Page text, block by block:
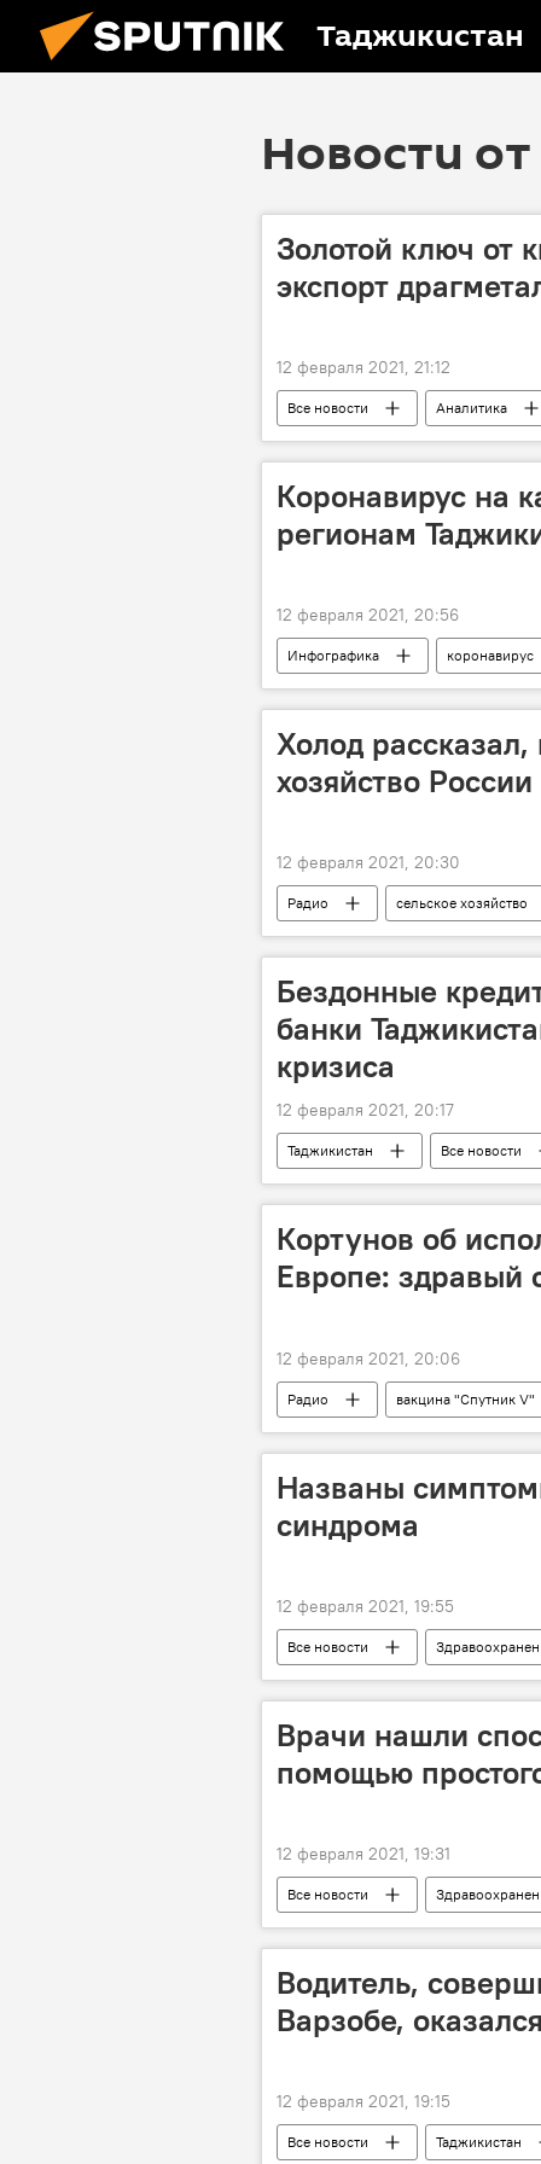
Таджикистан
Новости от
Золотой ключ от
экспорт
12 февраля 2021, 21:12
Все новости Аналитика
Таджикистан
торговля
Коронавирус на
регионам
12 февраля 2021, 20:56
Инфографика коронавирус
Таджикистан
Холод
хозяйство
12 февраля 2021, 20:30
Радио сельское хозяйство
Бездонные
банки
кризиса
12 февраля 2021, 20:17
Таджикистан Все новости
Кортунов об
Европе: здравый
12 февраля 2021, 20:06
Радио вакцина "Спутник V"
Коронавирус: опасное заболевание
Названы
синдрома
12 февраля 2021, 19:55
Все новости
Врачи нашли
помощью
12 февраля 2021, 19:31
Все новости
Водитель,
Варзобе,
12 февраля 2021, 19:15
Все новости Таджикистан